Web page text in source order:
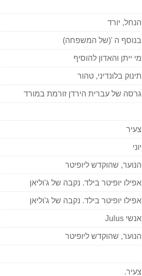
הנחל, יורד
בנוסף ה '(של המשפחה)
מי ייתן והאדון להוסיף
תינוק בלונדיני, טהור
גרסה של עברית הירדן זורמת במורד
צעיר
יוני
הנוער, שהוקדש ליופיטר
אפילו יופיטר בילד. נקבה של ג'וליאן
אפילו יופיטר בילד. נקבה של ג'וליאן
אנשי Julus
הנוער, שהוקדש ליופיטר
צעיר.